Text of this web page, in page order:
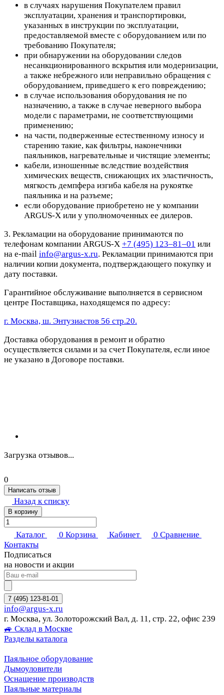
в случаях нарушения Покупателем правил
эксплуатации, хранения и транспортировки,
указанных в инструкции по эксплуатации,
предоставляемой вместе с оборудованием или по
требованию Покупателя;
при обнаружении на оборудовании следов
несанкционированного вскрытия или модернизации,
а также небрежного или неправильно обращения с
оборудованием, приведшего к его повреждению;
в случае использования оборудования не по
назначению, а также в случае неверного выбора
модели с параметрами, не соответствующими
применению;
на части, подверженные естественному износу и
старению такие, как фильтры, наконечники
паяльников, нагревательные и чистящие элементы;
кабели, изношенные вследствие воздействия
химических веществ, снижающих их эластичность,
мягкость демпфера изгиба кабеля на рукоятке
паяльника и на разъеме;
если оборудование приобретено не у компании
ARGUS-X или у уполномоченных ее дилеров.
3. Рекламации на оборудование принимаются по
телефонам компании ARGUS-X +7 (495) 123–81–01 или
на e-mail info@argus-x.ru. Рекламации принимаются при
наличии копии документа, подтверждающего покупку и
дату поставки.
Гарантийное обслуживание выполняется в сервисном
центре Поставщика, находящемся по адресу:
г. Москва, ш. Энтузиастов 56 стр.20.
Доставка оборудования в ремонт и обратно
осуществляется силами и за счет Покупателя, если иное
не указано в Договоре поставки.
Загрузка отзывов...
0
Написать отзыв
Назад к списку
В корзину
Каталог 0 Корзина Кабинет 0 Сравнение
Контакты
Подписаться
на новости и акции
7 (495) 123-81-01
info@argus-x.ru
г. Москва, ул. Золоторожский Вал, д. 11, стр. 22, офис 239
🚙 Склад в Москве
Разделы каталога
Паяльное оборудование
Дымоуловители
Оснащение производств
Паяльные материалы